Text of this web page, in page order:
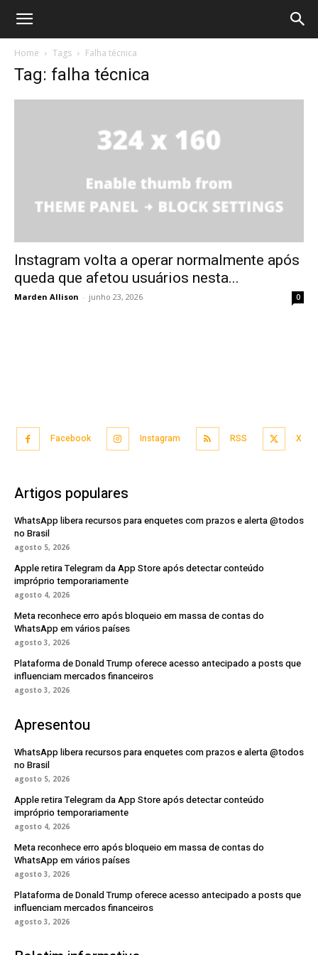
Home Tags Falha técnica
Tag: falha técnica
Instagram volta a operar normalmente após
queda que afetou usuários nesta...
Marden Allison - junho 23, 2026 0
Facebook Instagram RSS X
Artigos populares
WhatsApp libera recursos para enquetes com prazos e alerta @todos
no Brasil
agosto 5, 2026
Apple retira Telegram da App Store após detectar conteúdo
impróprio temporariamente
agosto 4, 2026
Meta reconhece erro após bloqueio em massa de contas do
WhatsApp em vários países
agosto 3, 2026
Plataforma de Donald Trump oferece acesso antecipado a posts que
influenciam mercados financeiros
agosto 3, 2026
Apresentou
WhatsApp libera recursos para enquetes com prazos e alerta @todos
no Brasil
agosto 5, 2026
Apple retira Telegram da App Store após detectar conteúdo
impróprio temporariamente
agosto 4, 2026
Meta reconhece erro após bloqueio em massa de contas do
WhatsApp em vários países
agosto 3, 2026
Plataforma de Donald Trump oferece acesso antecipado a posts que
influenciam mercados financeiros
agosto 3, 2026